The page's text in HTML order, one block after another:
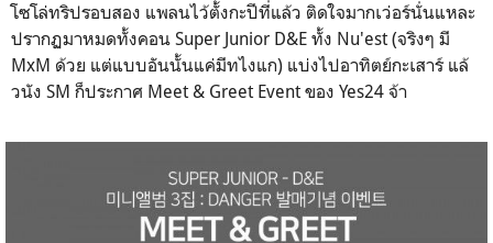
โซโล่ทริปรอบสอง แพลนไว้ตั้งกะปีที่แล้ว ติดใจมากเว่อร์นั่นแหละ
ปรากฏมาหมดทั้งคอน Super Junior D&E ทั้ง Nu'est (จริงๆ มี
MxM ด้วย แต่แบบอันนั้นแค่มีทไงแก) แบ่งไปอาทิตย์กะเสาร์ แล้
วนัง SM ก็ประกาศ Meet & Greet Event ของ Yes24 จ้า